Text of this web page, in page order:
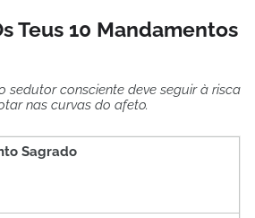
Teus 10 Mandamentos
sedutor consciente deve seguir à risca
nas curvas do afeto.
Sagrado